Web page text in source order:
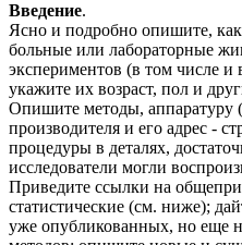
Введение.
Ясно и подробно опишите,
больные или лабораторные
экспериментов (в том числе
укажите их возраст, пол и
Опишите методы, аппаратуру
производителя и его адрес -
процедуры в деталях,
исследователи могли
Приведите ссылки на
статистические (см. ниже);
уже опубликованных, но еще